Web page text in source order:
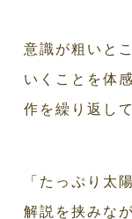
意識が粗いと
いくことを体
作を繰り返し
「たっぷり太
解説を挟みな